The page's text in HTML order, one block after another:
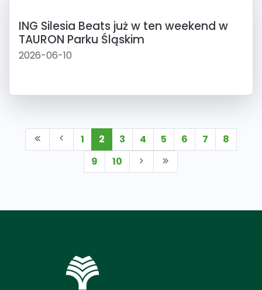
ING Silesia Beats już w ten weekend w
TAURON Parku Śląskim
2026-06-10
1 2 3 4 5 6 7
8
9
10